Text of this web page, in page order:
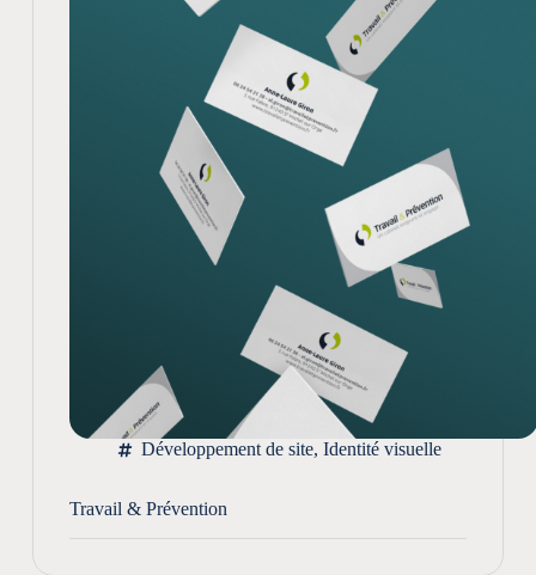
Développement de site, Identité visuelle
Travail & Prévention